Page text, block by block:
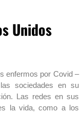
Unidos
enfermos por Covid –
sociedades en su
Las redes en sus
la vida, como a los